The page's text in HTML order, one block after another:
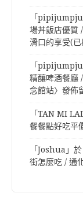
「
場丼飯店優質
滑口的享受(已
「
精釀啤酒餐廳
念館站〉發佈
「TAN MI
餐餐點好吃平
「Joshua 」
街怎麼吃 / 通